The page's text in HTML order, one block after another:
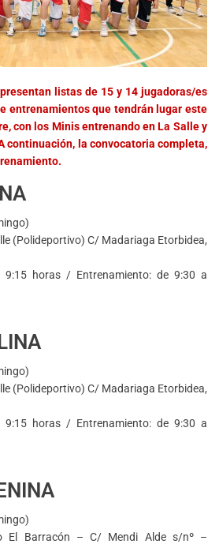
listas de 15 y 14 jugadoras/es
entrenamientos que tendrán lugar este
con los Minis entrenando en La Salle y
continuación, la convocatoria completa,
(Polideportivo) C/ Madariaga Etorbidea,
9:15 horas / Entrenamiento: de 9:30 a
(Polideportivo) C/ Madariaga Etorbidea,
9:15 horas / Entrenamiento: de 9:30 a
El Barracón – C/ Mendi Alde s/nº –